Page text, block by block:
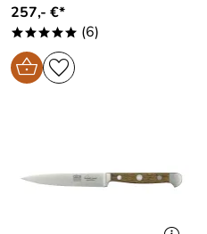
257,- €*
***** (6)